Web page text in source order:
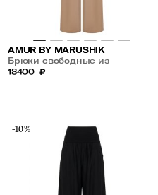
AMUR BY MARUSHIK
Брюки свободные из
шелкового бамбука
18400 ₽
-10%